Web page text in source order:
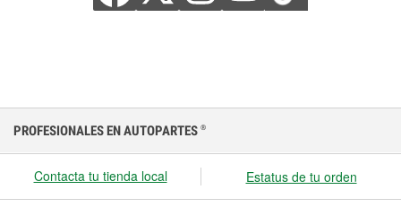
PROFESIONALES EN AUTOPARTES ®
Contacta tu tienda local Estatus de tu orden